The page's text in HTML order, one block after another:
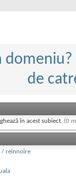
domeniu?
de
în acest subiect. (0
/ reinnoire